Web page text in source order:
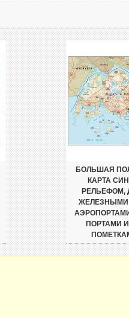
БОЛЬШАЯ
КАРТА
РЕЛЬЕФОМ,
ЖЕЛЕЗНЫМИ
ПОРТАМИ